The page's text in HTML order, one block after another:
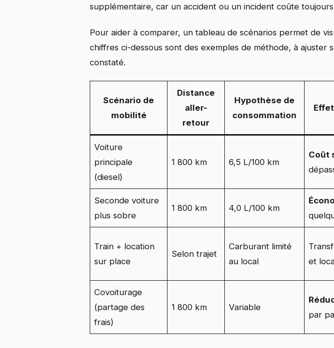
supplémentaire, car un accident ou un incident coûte
Pour aider à comparer, un tableau de scénarios permet de
chiffres ci-dessous sont des exemples de méthode, à
constaté.
Scénario de
mobilité
Distance
aller-
retour
Hypothèse de
consommation
Voiture
principale
(diesel)
1 800 km 6,5 L/100 km
Coût
Seconde voiture
plus sobre
1 800 km 4,0 L/100 km
Train + location
sur place
Selon trajet
Carburant limité
au local
et
Covoiturage
(partage des
frais)
1 800 km Variable
par